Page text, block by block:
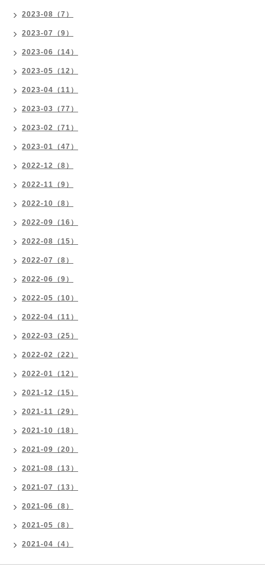
2023-08（7）
2023-07（9）
2023-06（14）
2023-05（12）
2023-04（11）
2023-03（77）
2023-02（71）
2023-01（47）
2022-12（8）
2022-11（9）
2022-10（8）
2022-09（16）
2022-08（15）
2022-07（8）
2022-06（9）
2022-05（10）
2022-04（11）
2022-03（25）
2022-02（22）
2022-01（12）
2021-12（15）
2021-11（29）
2021-10（18）
2021-09（20）
2021-08（13）
2021-07（13）
2021-06（8）
2021-05（8）
2021-04（4）